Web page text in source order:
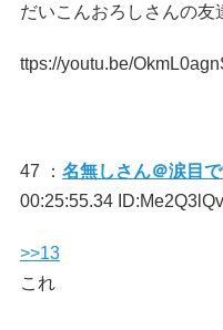
だいこんおろしさんの友
ttps://youtu.be/
47 ： 名無しさん＠涙目で
00:25:55.34
>>13
これ